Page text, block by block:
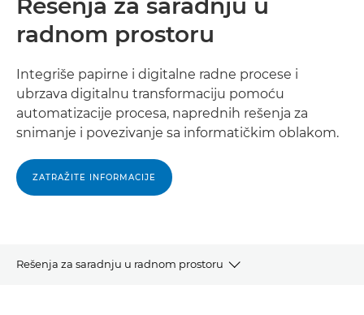
Rešenja za saradnju u
radnom prostoru
Integriše papirne i digitalne radne procese i
ubrzava digitalnu transformaciju pomoću
automatizacije procesa, naprednih rešenja za
snimanje i povezivanje sa informatičkim oblakom.
ZATRAŽITE INFORMACIJE
Rešenja za saradnju u radnom prostoru